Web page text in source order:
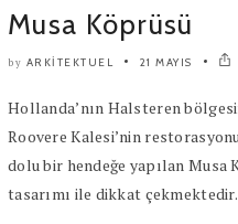
Musa Köprüsü
by ARKITEKTUEL 21 MAYIS
Hollanda’nın Halsteren
Roovere Kalesi’nin
dolu bir hendeğe yapılan Musa
tasarımı ile dikkat